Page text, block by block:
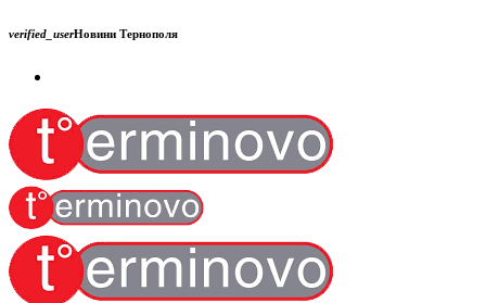
verified_userНовини Тернополя